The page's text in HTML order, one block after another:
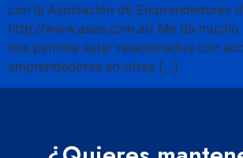
con la Asociación de Emprendedores
http://www.asea.com.ar/ Me da
nos permite estar relacionados con
emprendedores en otras […]